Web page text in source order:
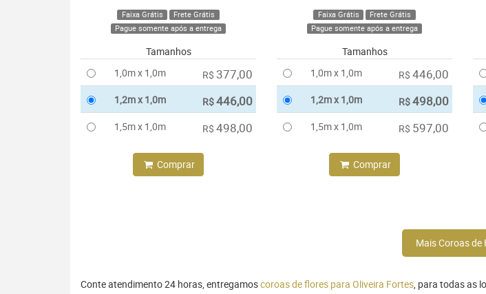
Faixa Grátis
Frete Grátis
Pague somente após a entrega
Tamanhos
1,0m x 1,0m
R$ 377,00
1,2m x 1,0m R$446,00
1,5m x 1,0m R$ 498,00
Comprar
Faixa Grátis
Frete Grátis
Pague somente após a entrega
Tamanhos
1,0m x 1,0m
R$ 446,00
1,2m x 1,0m R$498,00
1,5m x 1,0m R$ 597,00
Comprar
Mais Coroas de
Conte atendimento 24 horas, entregamoscoroas de flores para Oliveira Fortes, para todas as